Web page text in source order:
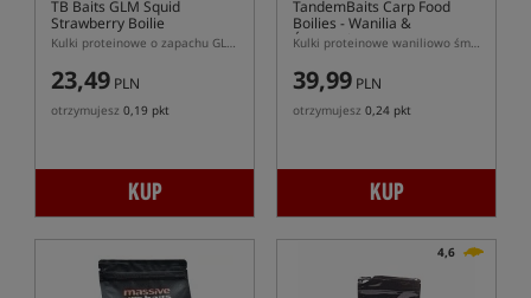
TB Baits GLM Squid
Strawberry Boilie
Kulki proteinowe o zapachu GLM, truskawka i kałamarnica
23,49 PLN
otrzymujesz 0,19 pkt
KUP
TandemBaits Carp Food
Boilies - Wanilia &
Śmietanka
Kulki proteinowe waniliowo śmietankowe
39,99 PLN
otrzymujesz 0,24 pkt
KUP
4,6